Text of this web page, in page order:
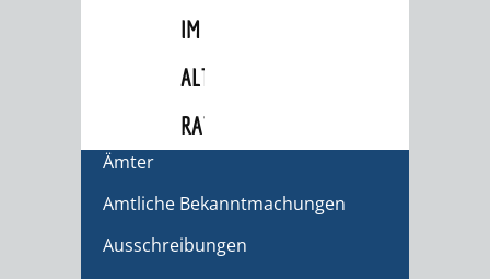
IM
ALTEN
RATHAUS
Stadtrecht
Bürgermeister / Dezernate
Ämter
Amtliche Bekanntmachungen
Ausschreibungen